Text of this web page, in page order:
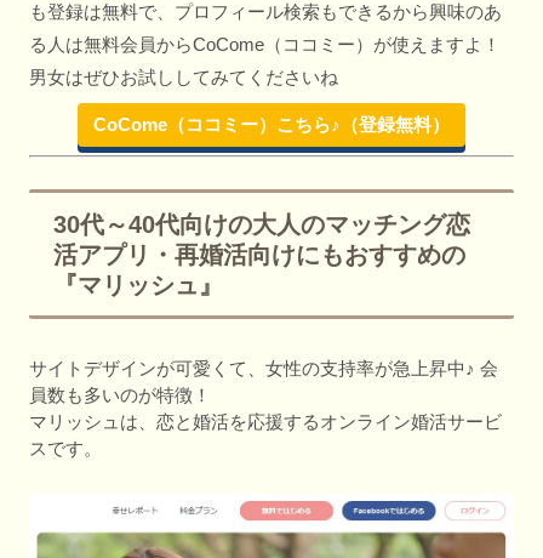
も登録は無料で、プロフィール検索もできるから興味のあ
る人は無料会員からCoCome（ココミー）が使えますよ！
男女はぜひお試ししてみてくださいね
CoCome（ココミー）こちら♪（登録無料）
30代～40代向けの大人のマッチング恋
活アプリ・再婚活向けにもおすすめの
『マリッシュ』
サイトデザインが可愛くて、女性の支持率が急上昇中♪ 会
員数も多いのが特徴！
マリッシュは、恋と婚活を応援するオンライン婚活サービ
スです。